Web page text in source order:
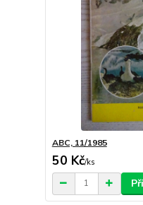
ABC, 11/1985
50 Kč/ks